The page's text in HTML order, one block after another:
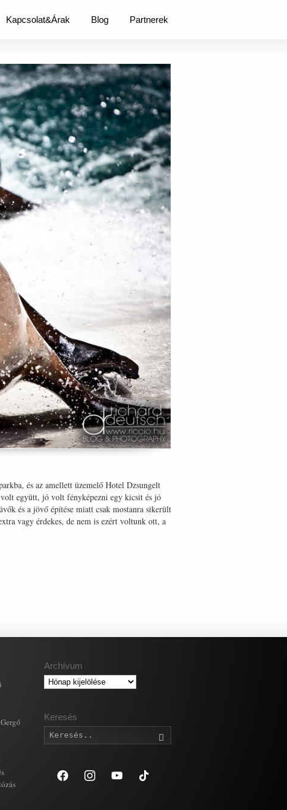
Kapcsolat&Árak Blog Partnerek
és az amellett üzemelő Hotel Dzsungelt
együtt, jó volt fényképezni egy kicsit és jó
és a jövő építése miatt csak mostanra sikerült
vagy érdekes, de nem is ezért voltunk ott, a
Archívum
Archívum
Keresés
Keresés
facebook instagram youtube tiktok